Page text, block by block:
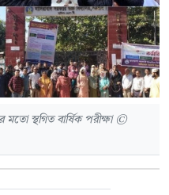
মতো স্থগিত বার্ষিক পরীক্ষা ©